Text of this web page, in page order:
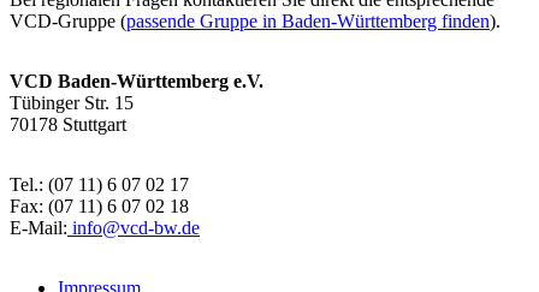
VCD-Gruppe (passende Gruppe in Baden-Württemberg finden).
VCD Baden-Württemberg e.V.
Tübinger Str. 15
70178 Stuttgart
Tel.: (07 11) 6 07 02 17
Fax: (07 11) 6 07 02 18
E-Mail: info@vcd-bw.de
Impressum